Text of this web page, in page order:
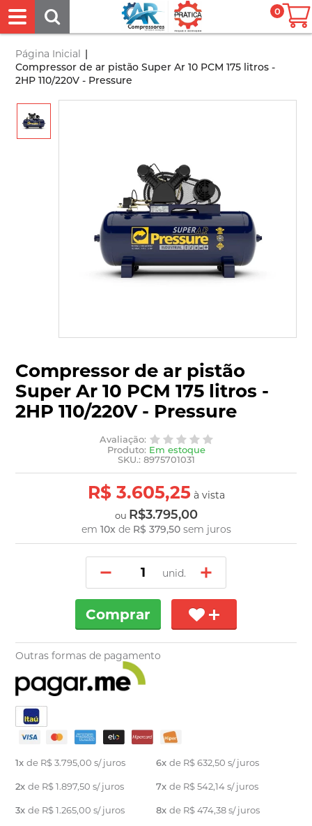
0
Página Inicial |
Compressor de ar pistão Super Ar 10 PCM 175 litros -
2HP 110/220V - Pressure
Compressor de ar pistão
Super Ar 10 PCM 175 litros -
2HP 110/220V - Pressure
Avaliação:
Produto: Em estoque
SKU.: 8975701031
ou R$3.795,00
em 10xde R$ 379,50sem juros
R$ 3.605,25 à vista
unid.
Comprar
Outras formas de pagamento
1xde R$ 3.795,00s/ juros
2xde R$ 1.897,50s/ juros
3xde R$ 1.265,00s/ juros
6x de R$ 632,50 s/ juros
7x de R$ 542,14s/ juros
8x de R$ 474,38s/ juros